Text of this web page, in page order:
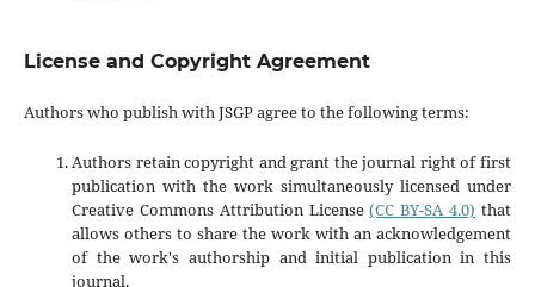
License and Copyright Agreement
Authors who publish with JSGP agree to the following terms:
Authors retain copyright and grant the journal right of first
publication with the work simultaneously licensed under
Creative Commons Attribution License(CC BY-SA 4.0) that
allows others to share the work with an acknowledgement
of the work's authorship and initial publication in this
journal.